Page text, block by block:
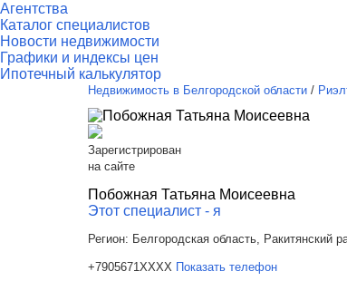
Агентства
Каталог специалистов
Новости недвижимости
Графики и индексы цен
Ипотечный калькулятор
Недвижимость в Белгородской области /
Зарегистрирован
на сайте
Побожная Татьяна Моисеевна
Этот специалист - я
Регион: Белгородская область, Ракитянский
+7905671XXXX Показать телефон